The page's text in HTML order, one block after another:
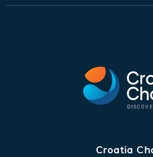
Croatia